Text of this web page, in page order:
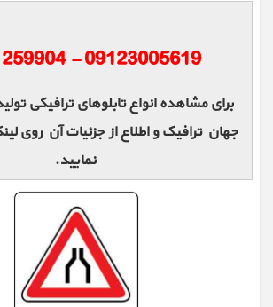
برای مشاهده انواع تابلوهای ترافیکی
جهان ترافیک و اطلاع از جزئیات آن روی
نمایید.